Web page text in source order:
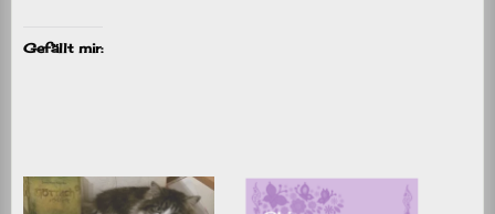
Gefällt mir: